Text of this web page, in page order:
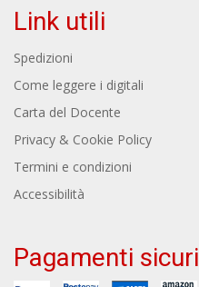
Link utili
Spedizioni
Come leggere i digitali
Carta del Docente
Privacy & Cookie Policy
Termini e condizioni
Accessibilità
Pagamenti sicuri